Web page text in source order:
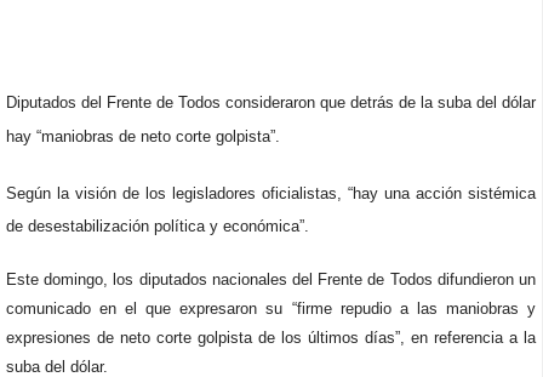
Diputados del Frente de Todos consideraron que detrás de la suba del dólar
hay “maniobras de neto corte golpista”.
Según la visión de los legisladores oficialistas, “hay una acción sistémica
de desestabilización política y económica”.
Este domingo, los diputados nacionales del Frente de Todos difundieron un
comunicado en el que expresaron su “firme repudio a las maniobras y
expresiones de neto corte golpista de los últimos días”, en referencia a la
suba del dólar.